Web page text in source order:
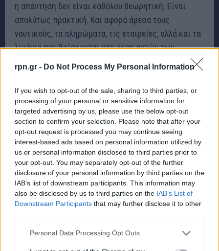
rpn.gr - Do Not Process My Personal Information
If you wish to opt-out of the sale, sharing to third parties, or
processing of your personal or sensitive information for
targeted advertising by us, please use the below opt-out
section to confirm your selection. Please note that after your
opt-out request is processed you may continue seeing
interest-based ads based on personal information utilized by
us or personal information disclosed to third parties prior to
your opt-out. You may separately opt-out of the further
disclosure of your personal information by third parties on the
IAB’s list of downstream participants. This information may
also be disclosed by us to third parties on the IAB’s List of
Downstream Participants that may further disclose it to other
Personal Data Processing Opt Outs
η απάντηση δεν είναι καθόλου θεωρητική. Είναι
απολύτως πρακτική. Και αφορά άμεσα τους
ναυτικούς, τα πληρώματα, τις εταιρείες, αλλά και τα
λιμάνια που βρίσκονται στη μέση αυτών των
Μείνετε συνδεδεμένοι μέσω των Ειδήσεων
Google
rpn.gr Προσθήκη ως προτιμώμενης πηγής στην
Google